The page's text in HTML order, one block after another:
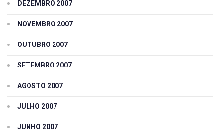
DEZEMBRO 2007
NOVEMBRO 2007
OUTUBRO 2007
SETEMBRO 2007
AGOSTO 2007
JULHO 2007
JUNHO 2007